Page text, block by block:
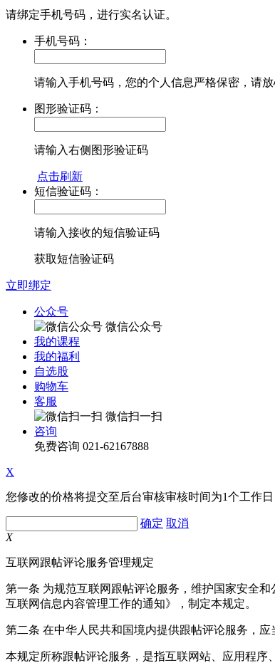
请绑定手机号码，进行实名认证。
手机号码：
请输入手机号码，您的个人信息严格保密，请
图形验证码：
请输入右侧图形验证码
点击刷新
短信验证码：
请输入接收的短信验证码
获取短信验证码
立即绑定
公众号
微信公众号
我的课程
我的福利
自选股
购物车
客服
微信扫一扫
咨询
免费咨询 021-62167888
X
您修改的价格将提交至后台审核审核时间为1个工作
确定 取消
X
互联网跟帖评论服务管理规定
第一条 为规范互联网跟帖评论服务，维护国家安全
互联网信息内容管理工作的通知》，制定本规定。
第二条 在中华人民共和国境内提供跟帖评论服务，应
本规定所称跟帖评论服务，是指互联网站、应用程